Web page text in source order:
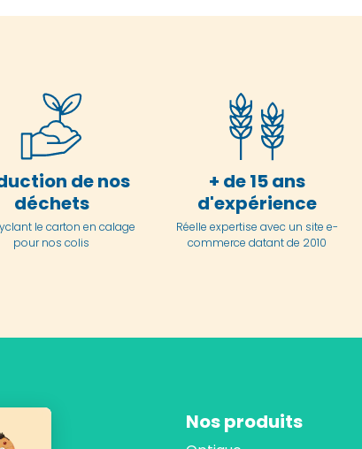
de nos
déchets
le carton en calage
pour nos colis
+ de 15 ans
d'expérience
Réelle expertise avec un site e-
commerce datant de 2010
Nos produits